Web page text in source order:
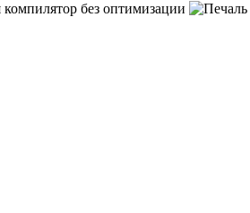
без оптимизации